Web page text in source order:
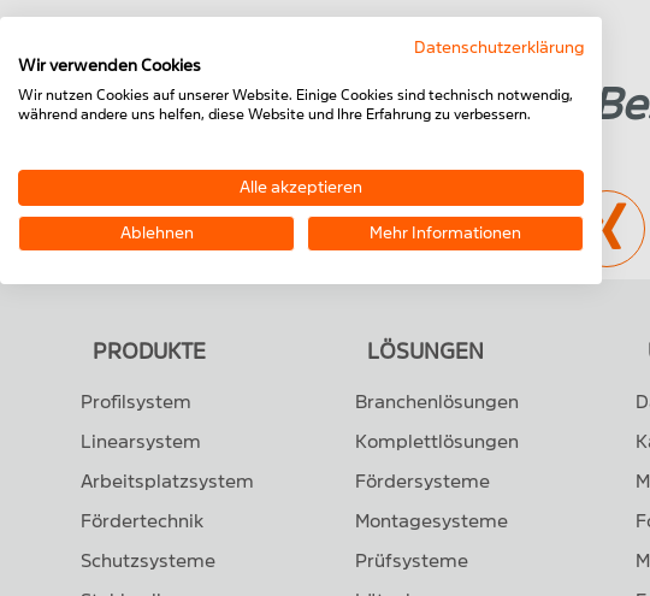
Noch kein Konto? Hier können Sie sich registrieren.
PRODUKTE
Profilsystem
Linearsystem
Arbeitsplatzsystem
Fördertechnik
Schutzsysteme
LÖSUNGEN
Branchenlösungen
Komplettlösungen
Fördersysteme
Montagesysteme
Prüfsysteme
Datenschutzerklärung
Wir verwenden Cookies
Wir nutzen Cookies auf unserer Website. Einige Cookies sind technisch notwendig,
während andere uns helfen, diese Website und Ihre Erfahrung zu verbessern.
Alle akzeptieren
Ablehnen Mehr Informationen